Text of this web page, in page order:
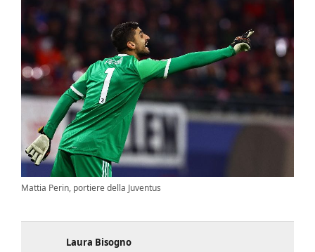
Mattia Perin, portiere della Juventus
Laura Bisogno